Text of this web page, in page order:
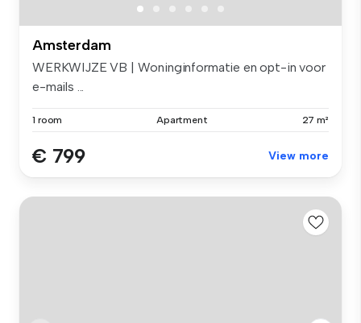
Amsterdam
WERKWIJZE VB | Woninginformatie en opt-in voor
e-mails ...
1 room Apartment 27 m²
€ 799 View more